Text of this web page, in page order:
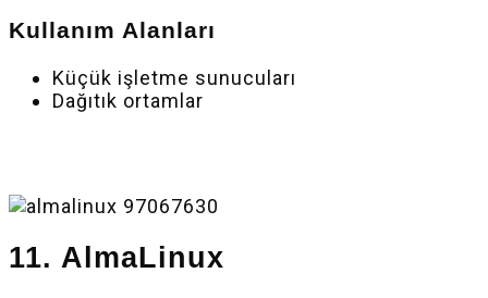
Kullanım Alanları
Küçük işletme sunucuları
Dağıtık ortamlar
11. AlmaLinux